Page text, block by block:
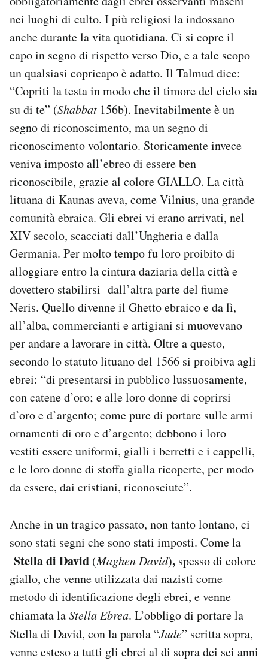
nei luoghi di culto. I più religiosi la indossano
anche durante la vita quotidiana. Ci si copre il
capo in segno di rispetto verso Dio, e a tale scopo
un qualsiasi copricapo è adatto. Il Talmud dice:
“Copriti la testa in modo che il timore del cielo sia
su di te” (Shabbat 156b). Inevitabilmente è un
segno di riconoscimento, ma un segno di
riconoscimento volontario. Storicamente invece
veniva imposto all’ebreo di essere ben
riconoscibile, grazie al colore GIALLO. La città
lituana di Kaunas aveva, come Vilnius, una grande
comunità ebraica. Gli ebrei vi erano arrivati, nel
XIV secolo, scacciati dall’Ungheria e dalla
Germania. Per molto tempo fu loro proibito di
alloggiare entro la cintura daziaria della città e
dovettero stabilirsi dall’altra parte del fiume
Neris. Quello divenne il Ghetto ebraico e da lì,
all’alba, commercianti e artigiani si muovevano
per andare a lavorare in città. Oltre a questo,
secondo lo statuto lituano del 1566 si proibiva agli
ebrei: “di presentarsi in pubblico lussuosamente,
con catene d’oro; e alle loro donne di coprirsi
d’oro e d’argento; come pure di portare sulle armi
ornamenti di oro e d’argento; debbono i loro
vestiti essere uniformi, gialli i berretti e i cappelli,
e le loro donne di stoffa gialla ricoperte, per modo
da essere, dai cristiani, riconosciute”.
Anche in un tragico passato, non tanto lontano, ci
sono stati segni che sono stati imposti. Come la
Stella di David (Maghen David), spesso di colore
giallo, che venne utilizzata dai nazisti come
metodo di identificazione degli ebrei, e venne
chiamata laStella Ebrea. L’obbligo di portare la
Stella di David, con la parola “Jude” scritta sopra,
venne esteso a tutti gli ebrei al di sopra dei sei anni